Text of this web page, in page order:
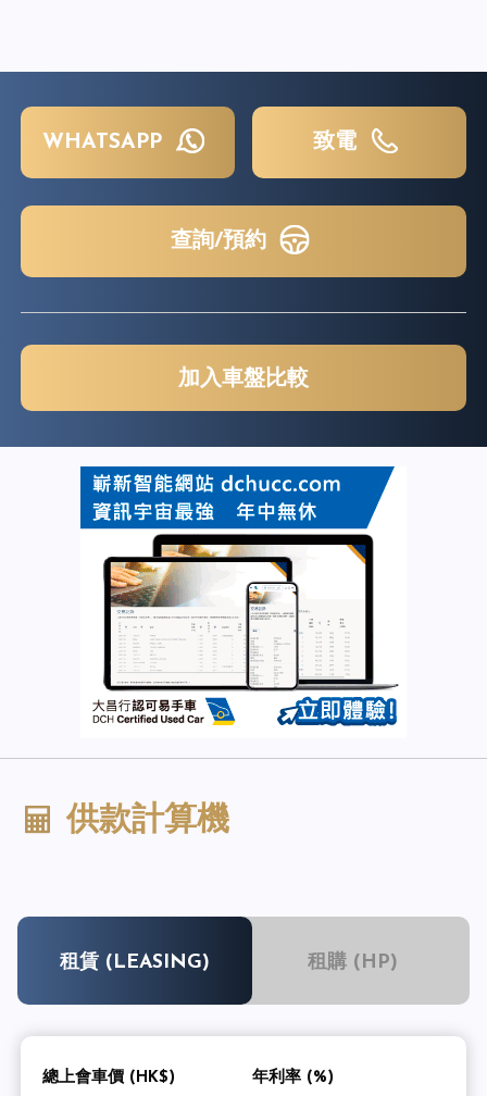
WHATSAPP 致電
查詢/預約
加入車盤比較
供款計算機
租賃 (LEASING) 租購 (HP)
總上會車價 (HK$) 年利率 (%)